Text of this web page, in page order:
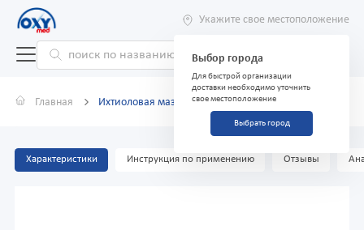
Укажите свое местоположение
Выбор города
Для быстрой организации
доставки необходимо уточнить
свое местоположение
Выбрать город
Главная Ихтиоловая мазь 10% 25г
Характеристики Инструкция по применению Отзывы